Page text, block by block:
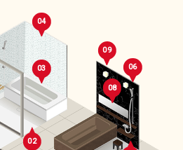
02
03
04
06
08
09